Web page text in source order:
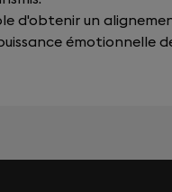
d'obtenir un
émotionnelle